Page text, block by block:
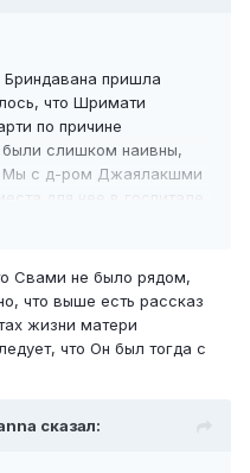
Бриндавана пришла
что Шримати
по причине
слишком наивны,
Мы с д-ром Джаялакшми
для нее в госпитале,
когда машина доставила
подобающими
в тот же день.
в Бангалор. Как
вышел встретить нас.
Парватамма начали
свою земную
Свами не было рядом,
что выше есть рассказ
жизни матери
что Он был тогда с
сказал: